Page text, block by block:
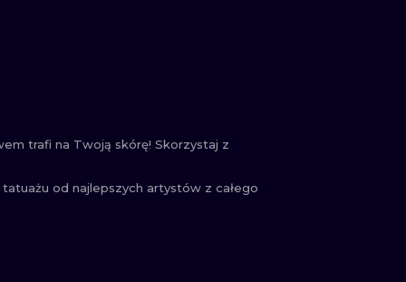
trafi na Twoją skórę! Skorzystaj z
od najlepszych artystów z całego